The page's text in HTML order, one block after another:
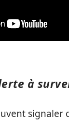
à
signaler